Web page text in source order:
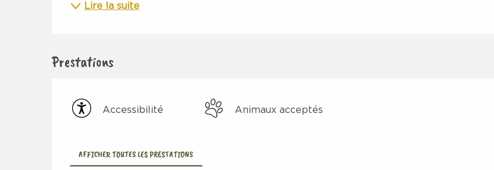
Lire la suite
Prestations
Accessibilité Animaux acceptés
AFFICHER TOUTES LES PRESTATIONS